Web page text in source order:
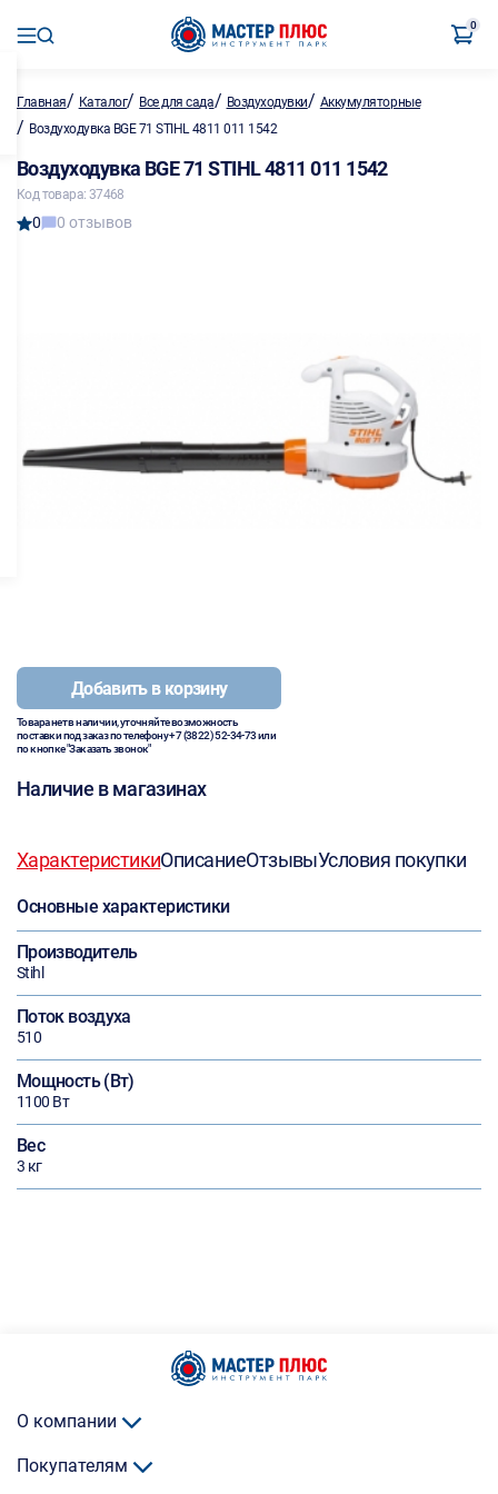
0
Главная/ Каталог/ Все для сада/ Воздуходувки/ Аккумуляторные
/ Воздуходувка BGE 71 STIHL 4811 011 1542
Воздуходувка BGE 71 STIHL 4811 011 1542
Код товара: 37468
0 0 отзывов
Добавить в корзину
Товара нет в наличии, уточняйте возможность
поставки под заказ по телефону+7 (3822) 52-34-73или
по кнопке "Заказать звонок"
Наличие в магазинах
ХарактеристикиОписаниеОтзывыУсловия покупки
Основные характеристики
Производитель
Stihl
Поток воздуха
510
Мощность (Вт)
1100 Вт
Вес
3 кг
О компании
Покупателям